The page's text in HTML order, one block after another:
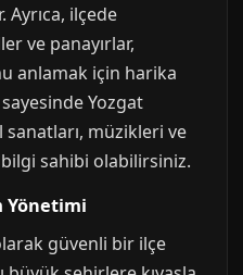
Ayrıca, ilçede
ve panayırlar,
anlamak için harika
Yozgat
sanatları, müzikleri ve
sahibi olabilirsiniz.
Yönetimi
güvenli bir ilçe